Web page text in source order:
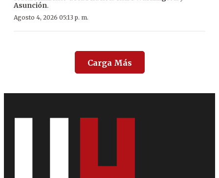
Asunción.
Agosto 4, 2026 05:13 p. m.
Carga Más